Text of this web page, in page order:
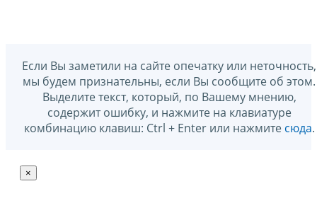
Если Вы заметили на сайте опечатку или неточность,
мы будем признательны, если Вы сообщите об этом.
Выделите текст, который, по Вашему мнению,
содержит ошибку, и нажмите на клавиатуре
комбинацию клавиш: Ctrl + Enter или нажмите сюда.
×